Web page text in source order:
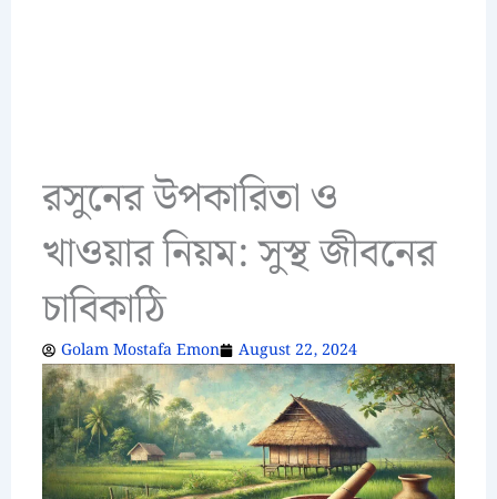
রসুনের উপকারিতা ও
খাওয়ার নিয়ম: সুস্থ জীবনের
চাবিকাঠি
Golam Mostafa Emon August 22, 2024